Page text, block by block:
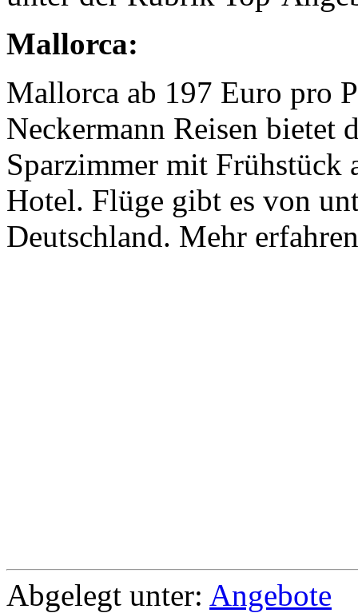
Mallorca:
Mallorca ab 197 Euro pro
Neckermann Reisen bietet
Sparzimmer mit Frühstück
Hotel. Flüge gibt es von
Deutschland. Mehr
Abgelegt unter: Angebote